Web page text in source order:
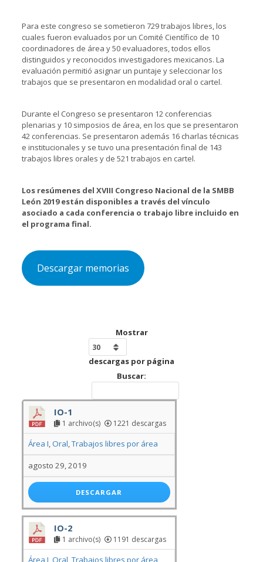
Para este congreso se sometieron 729 trabajos libres, los
cuales fueron evaluados por un Comité Científico de 10
coordinadores de área y 50 evaluadores, todos ellos
distinguidos y reconocidos investigadores mexicanos. La
evaluación permitió asignar un puntaje y seleccionar los
trabajos que se presentaron en modalidad oral o cartel.
Durante el Congreso se presentaron 12 conferencias
plenarias y 10 simposios de área, en los que se presentaron
42 conferencias. Se presentaron además 16 charlas técnicas
e institucionales y se tuvo una presentación final de 143
trabajos libres orales y de 521 trabajos en cartel.
Los resúmenes del XVIII Congreso Nacional de la SMBB
León 2019 están disponibles a través del vínculo
asociado a cada conferencia o trabajo libre incluido en
el programa final.
Descargar memorias
Mostrar
descargas por página
Buscar:
IO-1
1 archivo(s) 1221 descargas
Área I,Oral,Trabajos libres por área
agosto 29, 2019
DESCARGAR
IO-2
1 archivo(s) 1191 descargas
Área I Oral ,Trabajos libres por área